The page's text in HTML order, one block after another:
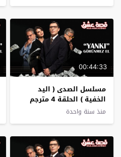
00:44:33
مسلسل الصدى ( اليد
الخفية ) الحلقة 4 مترجم
منذ سنة واحدة